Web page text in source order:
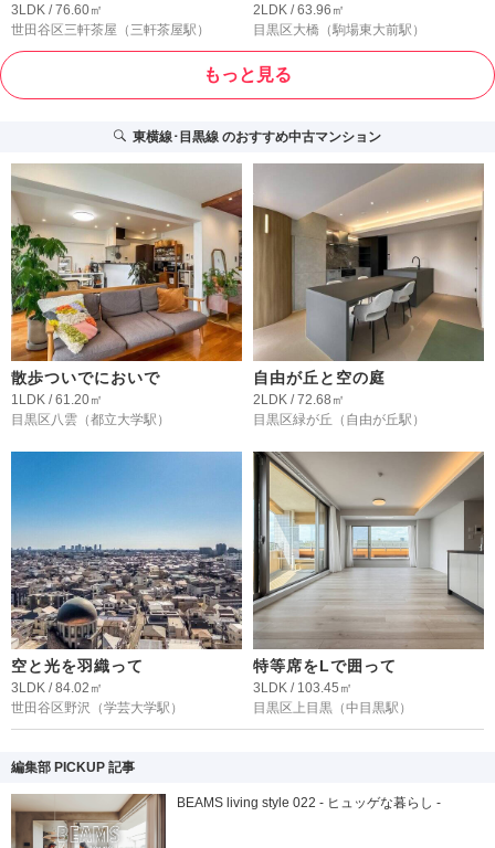
3LDK / 76.60㎡
世田谷区三軒茶屋 （三軒茶屋駅）
2LDK / 63.96㎡
目黒区大橋 （駒場東大前駅）
もっと見る
東横線･目黒線のおすすめ中古マンション
散歩ついでにおいで
1LDK / 61.20㎡
目黒区八雲 （都立大学駅）
自由が丘と空の庭
2LDK / 72.68㎡
目黒区緑が丘 （自由が丘駅）
空と光を羽織って
3LDK / 84.02㎡
世田谷区野沢 （学芸大学駅）
特等席をLで囲って
3LDK / 103.45㎡
目黒区上目黒 （中目黒駅）
編集部 PICKUP 記事
BEAMS living style 022 - ヒュッゲな暮らし -